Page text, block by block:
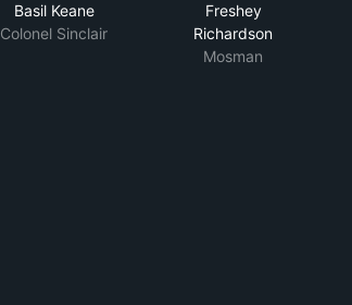
Basil Keane
Colonel Sinclair
Freshey
Richardson
Mosman